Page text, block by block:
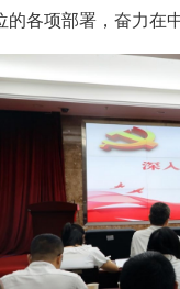
各项部署，奋力在